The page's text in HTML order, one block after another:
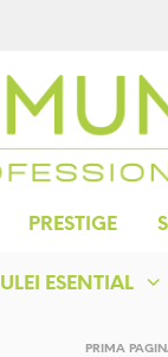
MAGAZIN
PRESTIGE
ULEI ESENTIAL
PRIMA